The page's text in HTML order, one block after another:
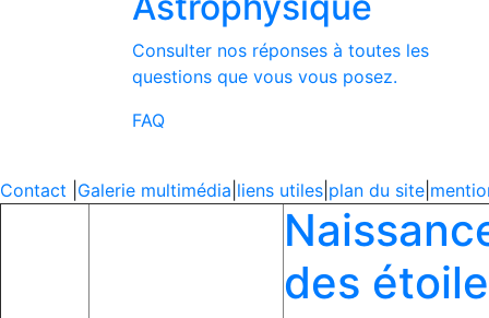
Consulter nos réponses à toutes les
questions que vous vous posez.
FAQ
Contact Galerie multimédia liens utiles plan du site
des